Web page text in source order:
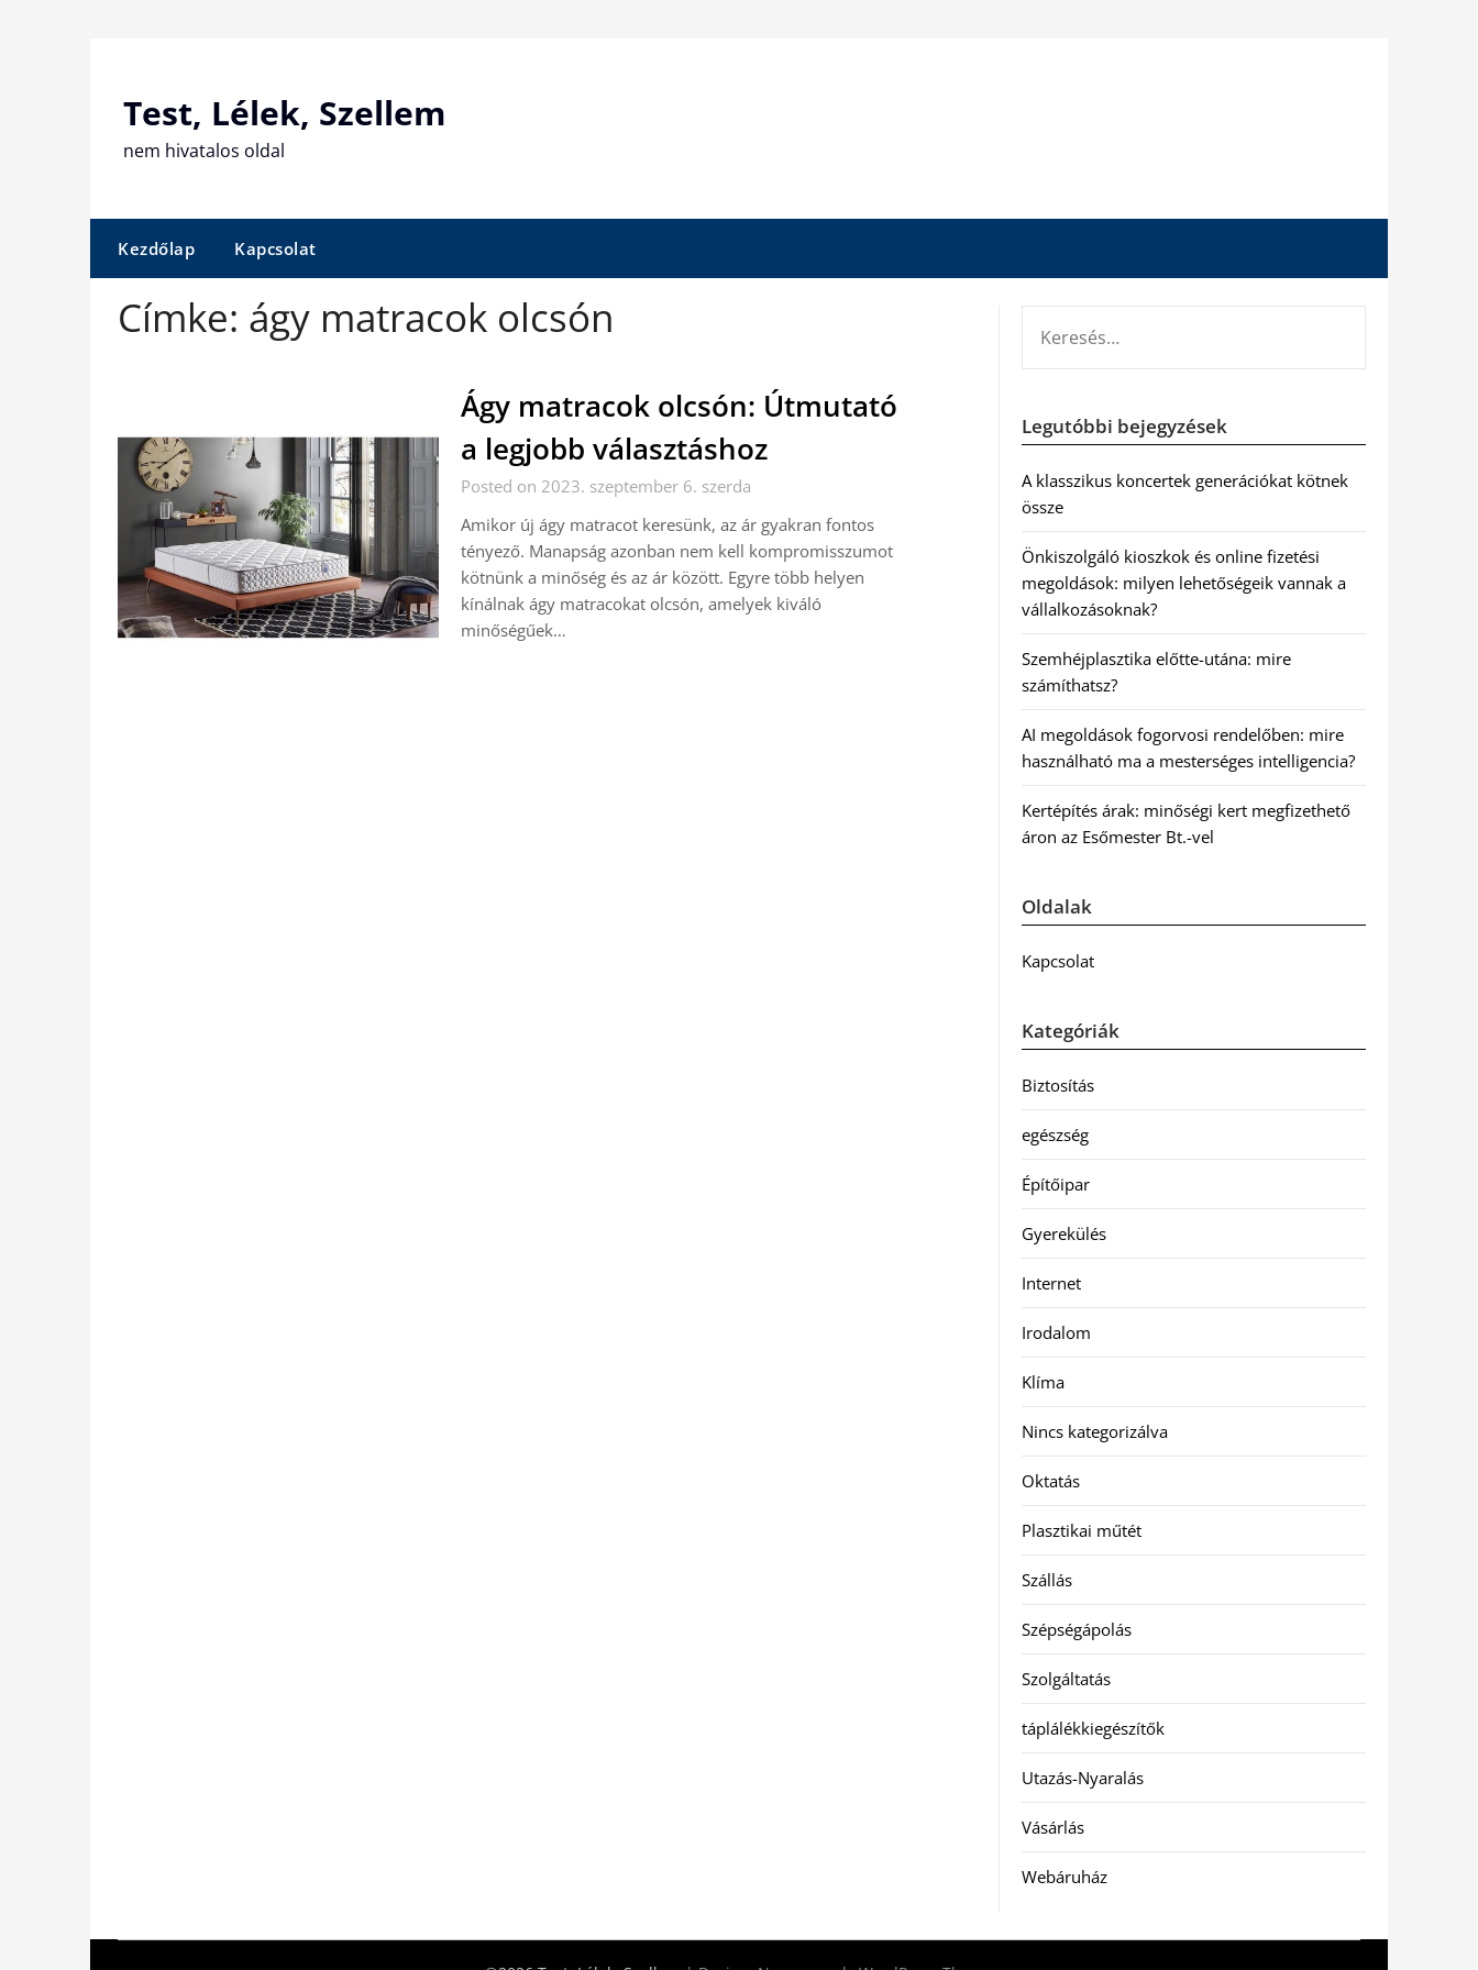
Test, Lélek, Szellem
nem hivatalos oldal
Kezdőlap Kapcsolat
Címke: ágy matracok olcsón
Ágy matracok olcsón: Útmutató
a legjobb választáshoz
Posted on 2023. szeptember 6. szerda
Amikor új ágy matracot keresünk, az ár gyakran fontos
tényező. Manapság azonban nem kell kompromisszumot
kötnünk a minőség és az ár között. Egyre több helyen
kínálnak ágy matracokat olcsón, amelyek kiváló
minőségűek…
Legutóbbi bejegyzések
A klasszikus koncertek generációkat kötnek
össze
Önkiszolgáló kioszkok és online fizetési
megoldások: milyen lehetőségeik vannak a
vállalkozásoknak?
Szemhéjplasztika előtte-utána: mire
számíthatsz?
AI megoldások fogorvosi rendelőben: mire
használható ma a mesterséges intelligencia?
Kertépítés árak: minőségi kert megfizethető
áron az Esőmester Bt.-vel
Oldalak
Kapcsolat
Kategóriák
Biztosítás
egészség
Építőipar
Gyerekülés
Internet
Irodalom
Klíma
Nincs kategorizálva
Oktatás
Plasztikai műtét
Szállás
Szépségápolás
Szolgáltatás
táplálékkiegészítők
Utazás-Nyaralás
Vásárlás
Webáruház